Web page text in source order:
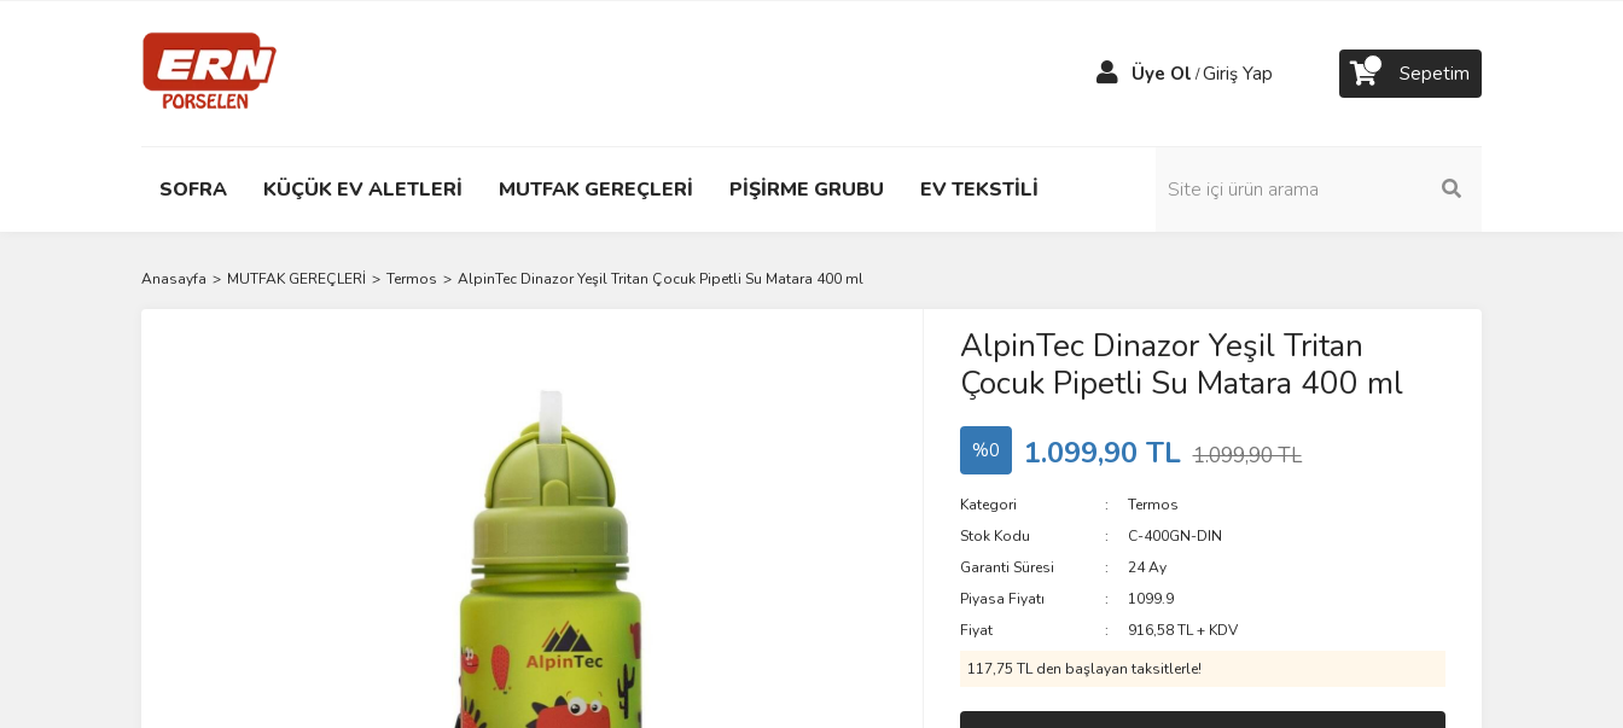
Üye Ol /Giriş Yap Sepetim
SOFRA KÜÇÜK EV ALETLERİ MUTFAK GEREÇLERİ PİŞİRME GRUBU EV TEKSTİLİ
Anasayfa MUTFAK GEREÇLERİ Termos AlpinTec Dinazor Yeşil Tritan Çocuk Pipetli Su Matara 400 ml
AlpinTec Dinazor Yeşil Tritan
Çocuk Pipetli Su Matara 400 ml
%0 1.099,90 TL 1.099,90 TL
Kategori
Termos
Stok Kodu
C-400GN-DIN
Garanti Süresi
24 Ay
Piyasa Fiyatı
1099.9
Fiyat
916,58 TL + KDV
117,75 TL den başlayan taksitlerle!